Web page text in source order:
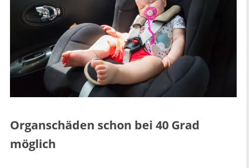
Organschäden schon bei 40 Grad
möglich